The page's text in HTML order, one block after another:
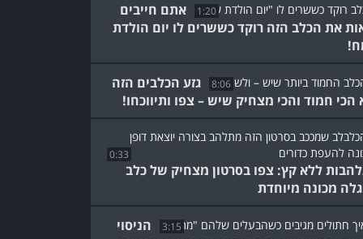
1:20
אתם חייבים
את הכלב הזה רוקד כששרים לו יום הולדת
8:06
גזע הכלבים הזה
הכי חמוד והכי מצחיק שיש – צפו ותיווכחו!
0:33
ללא קץ: צפו בסרטון מצחיק של כלב
מכונה מיוחדת
3:15
הניסוי